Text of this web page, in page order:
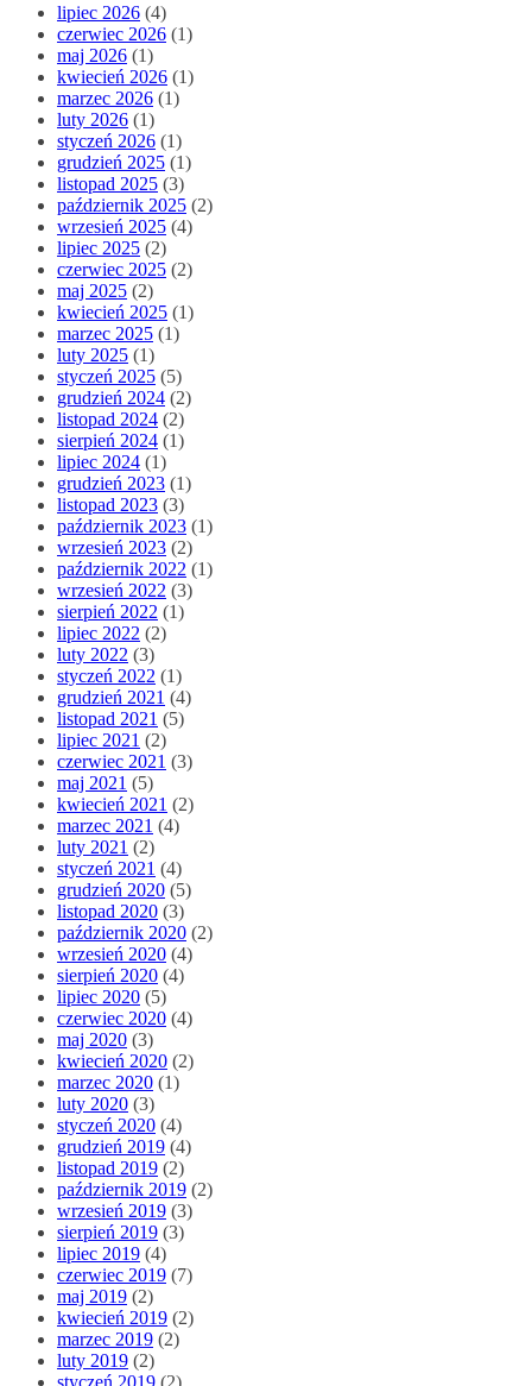
lipiec 2026 (4)
czerwiec 2026 (1)
maj 2026 (1)
kwiecień 2026 (1)
marzec 2026 (1)
luty 2026 (1)
styczeń 2026 (1)
grudzień 2025 (1)
listopad 2025 (3)
październik 2025 (2)
wrzesień 2025 (4)
lipiec 2025 (2)
czerwiec 2025 (2)
maj 2025 (2)
kwiecień 2025 (1)
marzec 2025 (1)
luty 2025 (1)
styczeń 2025 (5)
grudzień 2024 (2)
listopad 2024 (2)
sierpień 2024 (1)
lipiec 2024 (1)
grudzień 2023 (1)
listopad 2023 (3)
październik 2023 (1)
wrzesień 2023 (2)
październik 2022 (1)
wrzesień 2022 (3)
sierpień 2022 (1)
lipiec 2022 (2)
luty 2022 (3)
styczeń 2022 (1)
grudzień 2021 (4)
listopad 2021 (5)
lipiec 2021 (2)
czerwiec 2021 (3)
maj 2021 (5)
kwiecień 2021 (2)
marzec 2021 (4)
luty 2021 (2)
styczeń 2021 (4)
grudzień 2020 (5)
listopad 2020 (3)
październik 2020 (2)
wrzesień 2020 (4)
sierpień 2020 (4)
lipiec 2020 (5)
czerwiec 2020 (4)
maj 2020 (3)
kwiecień 2020 (2)
marzec 2020 (1)
luty 2020 (3)
styczeń 2020 (4)
grudzień 2019 (4)
listopad 2019 (2)
październik 2019 (2)
wrzesień 2019 (3)
sierpień 2019 (3)
lipiec 2019 (4)
czerwiec 2019 (7)
maj 2019 (2)
kwiecień 2019 (2)
marzec 2019 (2)
luty 2019 (2)
styczeń 2019 (2)